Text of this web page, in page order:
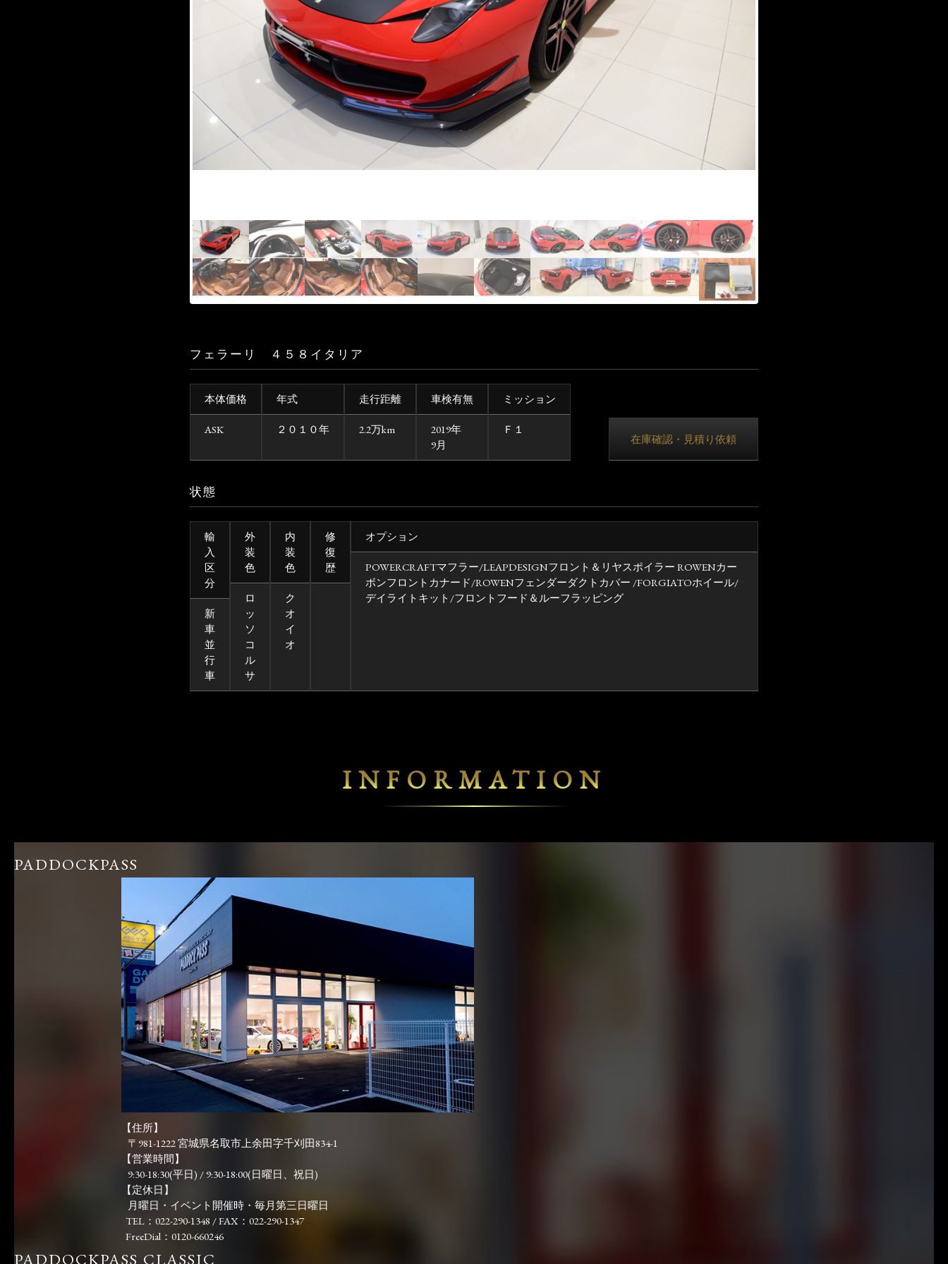
フェラーリ ４５８イタリア
本体価格
ASK
年式
２０１０年
走行距離
2.2万km
車検有無
2019年
9月
ミッション
Ｆ１
在庫確認・見積り依頼
状態
輸
入
区
分
新
車
並
行
車
外
装
色
ロ
ッ
ソ
コ
ル
サ
内
装
色
ク
オ
イ
オ
修
復
歴
オプション
POWERCRAFTマフラー/LEAPDESIGNフロント＆リヤスポイラー ROWENカー
ボンフロントカナード/ROWENフェンダーダクトカバー /FORGIATOホイール/
デイライトキット/フロントフード＆ルーフラッピング
INFORMATION
PADDOCKPASS
【住所】
〒981-1222 宮城県名取市上余田字千刈田834-1
【営業時間】
9:30-18:30(平日) / 9:30-18:00(日曜日、祝日)
【定休日】
月曜日・イベント開催時・毎月第三日曜日
TEL：022-290-1348 / FAX：022-290-1347
FreeDial：0120-660246
PADDOCKPASS CLASSIC